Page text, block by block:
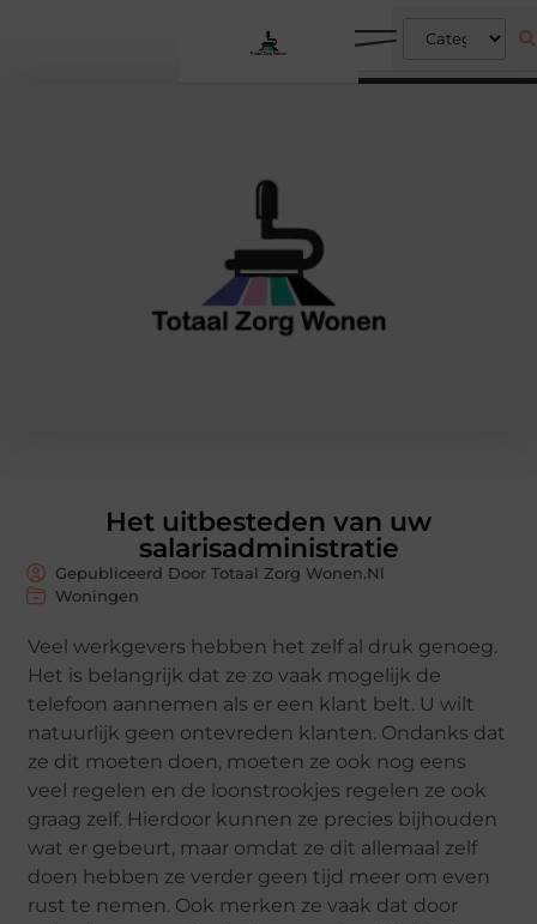
Het uitbesteden van uw
salarisadministratie
Gepubliceerd Door Totaal Zorg Wonen.nl
Woningen
Veel werkgevers hebben het zelf al druk genoeg.
Het is belangrijk dat ze zo vaak mogelijk de
telefoon aannemen als er een klant belt. U wilt
natuurlijk geen ontevreden klanten. Ondanks dat
ze dit moeten doen, moeten ze ook nog eens
veel regelen en de loonstrookjes regelen ze ook
graag zelf. Hierdoor kunnen ze precies bijhouden
wat er gebeurt, maar omdat ze dit allemaal zelf
doen hebben ze verder geen tijd meer om even
rust te nemen. Ook merken ze vaak dat door